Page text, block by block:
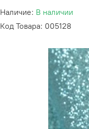
Наличие: В наличии
Код Товара: 005128